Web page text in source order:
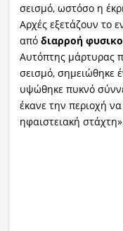
σεισμό, ωστόσο η
Αρχές εξετάζουν το
από διαρροή
Αυτόπτης μάρτυρας
σεισμό, σημειώθηκε
υψώθηκε πυκνό
έκανε την περιοχή
ηφαιστειακή